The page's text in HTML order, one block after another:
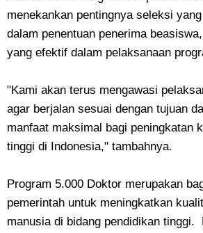
menekankan pentingnya seleksi
dalam penentuan penerima
yang efektif dalam pelaksanaan
"Kami akan terus mengawasi
agar berjalan sesuai dengan tujuan
manfaat maksimal bagi peningkatan
tinggi di Indonesia," tambahnya.
Program 5.000 Doktor merupakan
pemerintah untuk meningkatkan
manusia di bidang pendidikan tinggi.